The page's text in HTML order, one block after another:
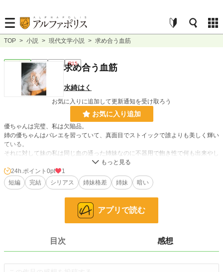
TOP > 小説 > 現代文学小説 > 求め合う血筋
現代文学 完結 R15
求め合う血筋
水綺はく
お気に入りに追加して更新通知を受け取ろう
お気に入り追加
優ちゃんは完璧、私は欠陥品。
姉の優ちゃんはバレエを習っていて、真面目でストイックで誰よりも美しく輝い
ている。
それに対して妹の私は同じ血の通った姉妹なのに不器用で飽き性で何も出来やし
手を伸ばしても永遠に届かない優ちゃんに負けたくない私はいつも“何も出来な
い私“を極めることで家族からの愛情を量っていた。
ところがある日、優ちゃんが骨折をしたことでその土台が崩れることになった私
228,637 位 / 228,637 件
9,614 位 / 9,614 件
24h.ポイント 0pt
1
短編
完結 シリアス 姉妹格差 姉妹 暗い
アプリで読む
目次 感想